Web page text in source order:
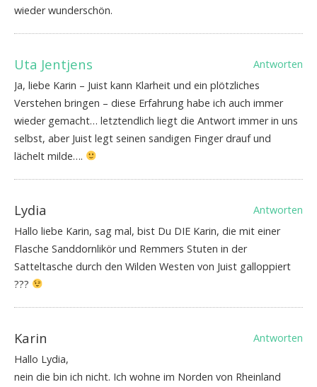
wieder wunderschön.
Uta Jentjens
Antworten
Ja, liebe Karin – Juist kann Klarheit und ein plötzliches
Verstehen bringen – diese Erfahrung habe ich auch immer
wieder gemacht… letztendlich liegt die Antwort immer in uns
selbst, aber Juist legt seinen sandigen Finger drauf und
lächelt milde….
Lydia
Antworten
Hallo liebe Karin, sag mal, bist Du DIE Karin, die mit einer
Flasche Sanddornlikör und Remmers Stuten in der
Satteltasche durch den Wilden Westen von Juist galloppiert
???
Karin
Antworten
Hallo Lydia,
nein die bin ich nicht. Ich wohne im Norden von Rheinland